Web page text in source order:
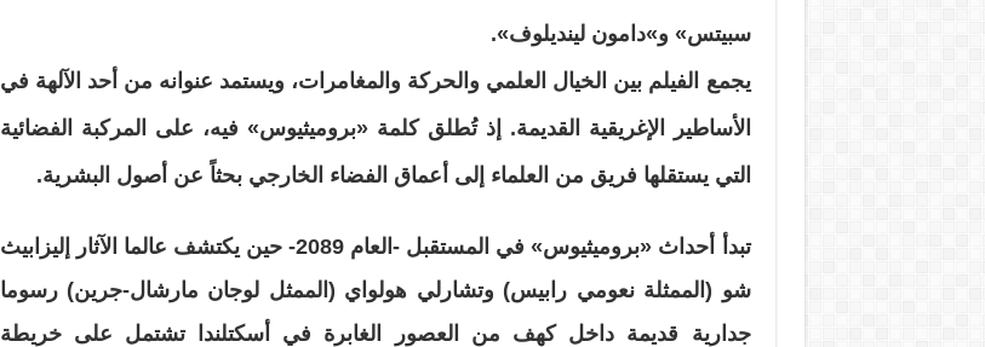
سبيتس» و»دامون لينديلوف».
يجمع الفيلم بين الخيال العلمي والحركة والمغامرات، ويستمد عنوانه من أحد الآلهة في
الأساطير الإغريقية القديمة. إذ تُطلق كلمة «بروميثيوس» فيه، على المركبة الفضائية
التي يستقلها فريق من العلماء إلى أعماق الفضاء الخارجي بحثاً عن أصول البشرية.
تبدأ أحداث «بروميثيوس» في المستقبل -العام 2089- حين يكتشف عالما الآثار إليزابيث
شو (الممثلة نعومي رابيس) وتشارلي هولواي (الممثل لوجان مارشال-جرين) رسوما
جدارية قديمة داخل كهف من العصور الغابرة في أسكتلندا تشتمل على خريطة